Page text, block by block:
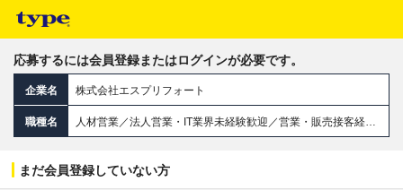
応募するには会員登録またはログインが必要です。
企業名 株式会社エスプリフォート
職種名 人材営業／法人営業・IT業界未経験歓迎／営業・販売接客経験を活かせる／AIと営業事務が支援／年休127日
まだ会員登録していない方